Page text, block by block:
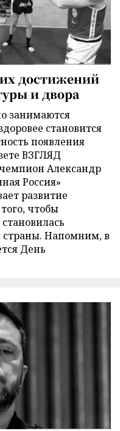
достижений
и двора
занимаются
становится
появления
ВЗГЛЯД
Александр
Россия»
развитие
чтобы
страны. Напомним, в
День